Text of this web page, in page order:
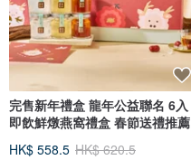
完售新年禮盒 龍年公益聯名 6入
即飲鮮燉燕窩禮盒 春節送禮推薦
HK$ 558.5 HK$ 620.5